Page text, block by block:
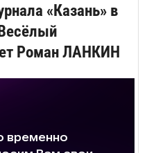
«Казань» в
Роман ЛАНКИН